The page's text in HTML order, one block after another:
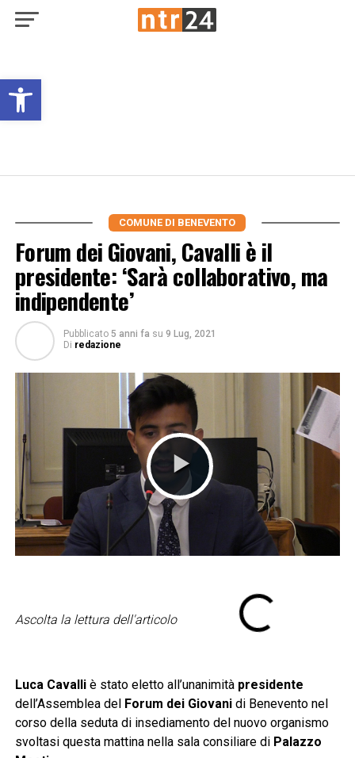
Open toolbar
COMUNE DI BENEVENTO
Forum dei Giovani, Cavalli è il
presidente: ‘Sarà collaborativo, ma
indipendente’
Pubblicato 5 anni fa su 9 Lug, 2021
Di redazione
Ascolta la lettura dell'articolo
Luca Cavalli è stato eletto all’unanimità presidente
dell’Assemblea del Forum dei Giovani di Benevento nel
corso della seduta di insediamento del nuovo organismo
svoltasi questa mattina nella sala consiliare di Palazzo